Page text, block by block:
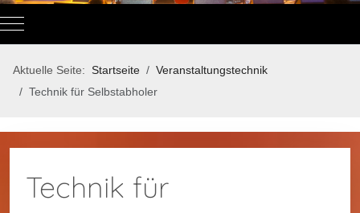
Mobile Menu Toggle
Aktuelle Seite: Startseite
Veranstaltungstechnik
Technik für Selbstabholer
Technik für